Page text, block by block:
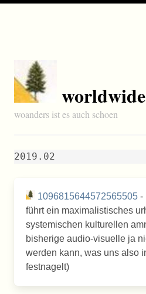
worldwide
woanders ist es auch schoen
2019.02
1096815644572565505 -
führt ein maximalistisches
systemischen kulturellen
bisherige audio-visuelle ja
werden kann, was uns also
festnagelt)